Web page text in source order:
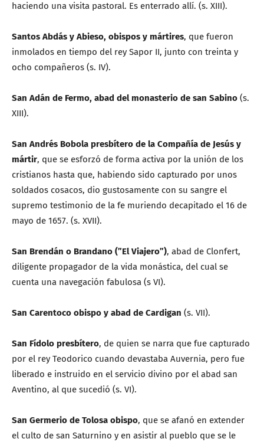
haciendo una visita pastoral. Es enterrado allí. (s. XIII).
Santos Abdás y Abieso, obispos y mártires, que fueron
inmolados en tiempo del rey Sapor II, junto con treinta y
ocho compañeros (s. IV).
San Adán de Fermo, abad del monasterio de san Sabino (s.
XIII).
San Andrés Bobola presbítero de la Compañía de Jesús y
mártir, que se esforzó de forma activa por la unión de los
cristianos hasta que, habiendo sido capturado por unos
soldados cosacos, dio gustosamente con su sangre el
supremo testimonio de la fe muriendo decapitado el 16 de
mayo de 1657. (s. XVII).
San Brendán o Brandano (”El Viajero”), abad de Clonfert,
diligente propagador de la vida monástica, del cual se
cuenta una navegación fabulosa (s VI).
San Carentoco obispo y abad de Cardigan (s. VII).
San Fídolo presbítero, de quien se narra que fue capturado
por el rey Teodorico cuando devastaba Auvernia, pero fue
liberado e instruido en el servicio divino por el abad san
Aventino, al que sucedió (s. VI).
San Germerio de Tolosa obispo, que se afanó en extender
el culto de san Saturnino y en asistir al pueblo que se le